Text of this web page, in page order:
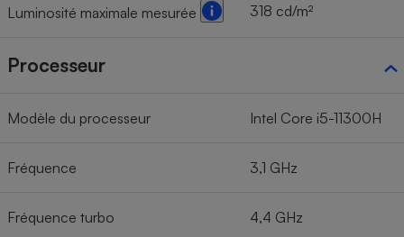
Luminosité maximale mesurée 318 cd/m²
Processeur
Modèle du processeur Intel Core i5-11300H
Fréquence 3,1 GHz
Fréquence turbo 4,4 GHz